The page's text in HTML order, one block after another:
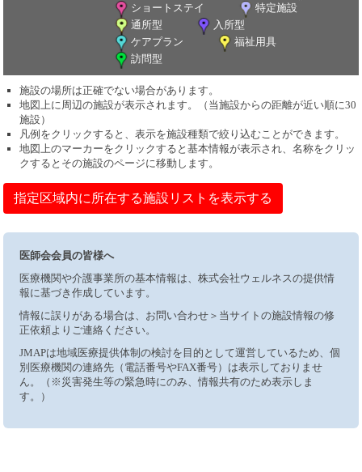
ショートステイ
特定施設
通所型
入所型
ケアプラン
福祉用具
訪問型
施設の場所は正確でない場合があります。
地図上に周辺の施設が表示されます。（当施設からの距離が近い順に30
施設）
凡例をクリックすると、表示を施設種類で絞り込むことができます。
地図上のマーカーをクリックすると基本情報が表示され、名称をクリッ
クするとその施設のページに移動します。
指定区域内に所在する施設リストを表示する
医師会会員の皆様へ
医療機関や介護事業所の基本情報は、株式会社ウェルネスの提供情
報に基づき作成しています。
情報に誤りがある場合は、お問い合わせ＞当サイトの施設情報の修
正依頼よりご連絡ください。
JMAPは地域医療提供体制の検討を目的として運営しているため、個
別医療機関の連絡先（電話番号やFAX番号）は表示しておりませ
ん。（※災害発生等の緊急時にのみ、情報共有のため表示しま
す。）